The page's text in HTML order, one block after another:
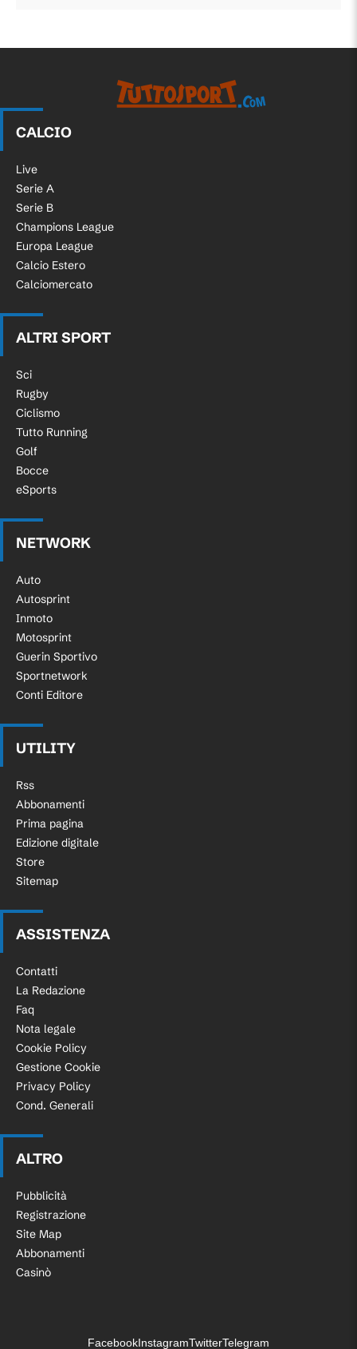
CALCIO
Live
Serie A
Serie B
Champions League
Europa League
Calcio Estero
Calciomercato
ALTRI SPORT
Sci
Rugby
Ciclismo
Tutto Running
Golf
Bocce
eSports
NETWORK
Auto
Autosprint
Inmoto
Motosprint
Guerin Sportivo
Sportnetwork
Conti Editore
UTILITY
Rss
Abbonamenti
Prima pagina
Edizione digitale
Store
Sitemap
ASSISTENZA
Contatti
La Redazione
Faq
Nota legale
Cookie Policy
Gestione Cookie
Privacy Policy
Cond. Generali
ALTRO
Pubblicità
Registrazione
Site Map
Abbonamenti
Casinò
FacebookInstagramTwitterTelegram